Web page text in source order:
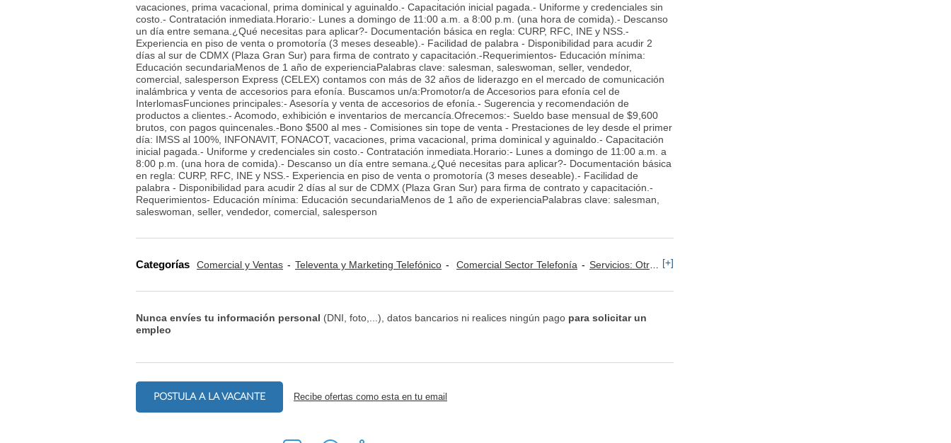
vacaciones, prima vacacional, prima dominical y aguinaldo.- Capacitación inicial pagada.- Uniforme y credenciales sin
costo.- Contratación inmediata.Horario:- Lunes a domingo de 11:00 a.m. a 8:00 p.m. (una hora de comida).- Descanso
un día entre semana.¿Qué necesitas para aplicar?- Documentación básica en regla: CURP, RFC, INE y NSS.-
Experiencia en piso de venta o promotoría (3 meses deseable).- Facilidad de palabra - Disponibilidad para acudir 2
días al sur de CDMX (Plaza Gran Sur) para firma de contrato y capacitación.-Requerimientos- Educación mínima:
Educación secundariaMenos de 1 año de experienciaPalabras clave: salesman, saleswoman, seller, vendedor,
comercial, salesperson Express (CELEX) contamos con más de 32 años de liderazgo en el mercado de comunicación
inalámbrica y venta de accesorios para efonía. Buscamos un/a:Promotor/a de Accesorios para efonía cel de
InterlomasFunciones principales:- Asesoría y venta de accesorios de efonía.- Sugerencia y recomendación de
productos a clientes.- Acomodo, exhibición e inventarios de mercancía.Ofrecemos:- Sueldo base mensual de $9,600
brutos, con pagos quincenales.-Bono $500 al mes - Comisiones sin tope de venta - Prestaciones de ley desde el primer
día: IMSS al 100%, INFONAVIT, FONACOT, vacaciones, prima vacacional, prima dominical y aguinaldo.- Capacitación
inicial pagada.- Uniforme y credenciales sin costo.- Contratación inmediata.Horario:- Lunes a domingo de 11:00 a.m. a
8:00 p.m. (una hora de comida).- Descanso un día entre semana.¿Qué necesitas para aplicar?- Documentación básica
en regla: CURP, RFC, INE y NSS.- Experiencia en piso de venta o promotoría (3 meses deseable).- Facilidad de
palabra - Disponibilidad para acudir 2 días al sur de CDMX (Plaza Gran Sur) para firma de contrato y capacitación.-
Requerimientos- Educación mínima: Educación secundariaMenos de 1 año de experienciaPalabras clave: salesman,
saleswoman, seller, vendedor, comercial, salesperson
Categorías Comercial y Ventas Televenta y Marketing Telefónico Comercial Sector Telefonía Servicios: Otros [+]
Nunca envíes tu información personal (DNI, foto,...), datos bancarios ni realices ningún pago para solicitar un
empleo
POSTULA A LA VACANTE Recibe ofertas como esta en tu email